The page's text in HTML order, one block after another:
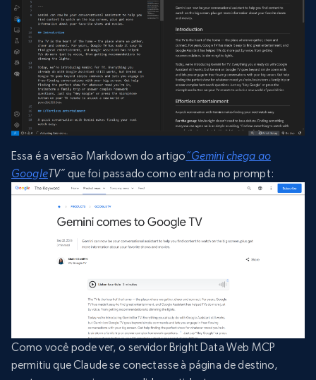
Essa é a versão Markdown do artigo“Gemini chega ao
GoogleTV” que foi passado como entrada no prompt:
Como você pode ver, o servidor Bright Data Web MCP
permitiu que Claude se conectasse à página de destino,